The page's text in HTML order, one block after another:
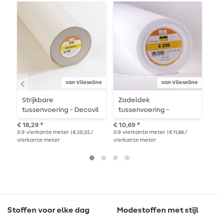
van Vlieseline
Strijkbare
tussenvoering - Decovil
1
€ 18,29 *
0.9 vierkante meter
| € 20,32 /
vierkante meter
van Vlieseline
Zadeldek
tussenvoering -
Vlieseline S320 kan
erop gestreken worden
€ 10,69 *
0.9 vierkante meter
| € 11,88 /
vierkante meter
Stoffen voor elke dag Modestoffen met stijl